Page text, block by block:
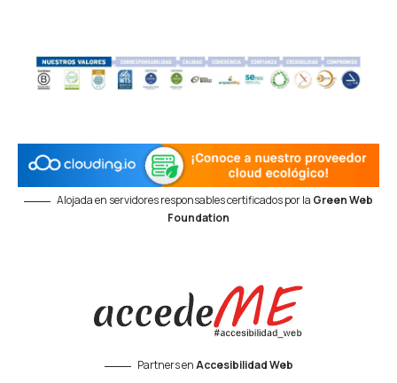
Alojada en servidores responsables certificados por la Green Web
Foundation
Partners enAccesibilidad Web